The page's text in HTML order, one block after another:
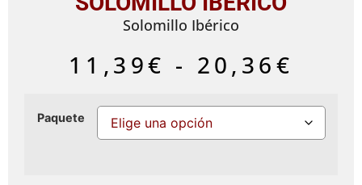
Solomillo Ibérico
11,39€ - 20,36€
Paquete